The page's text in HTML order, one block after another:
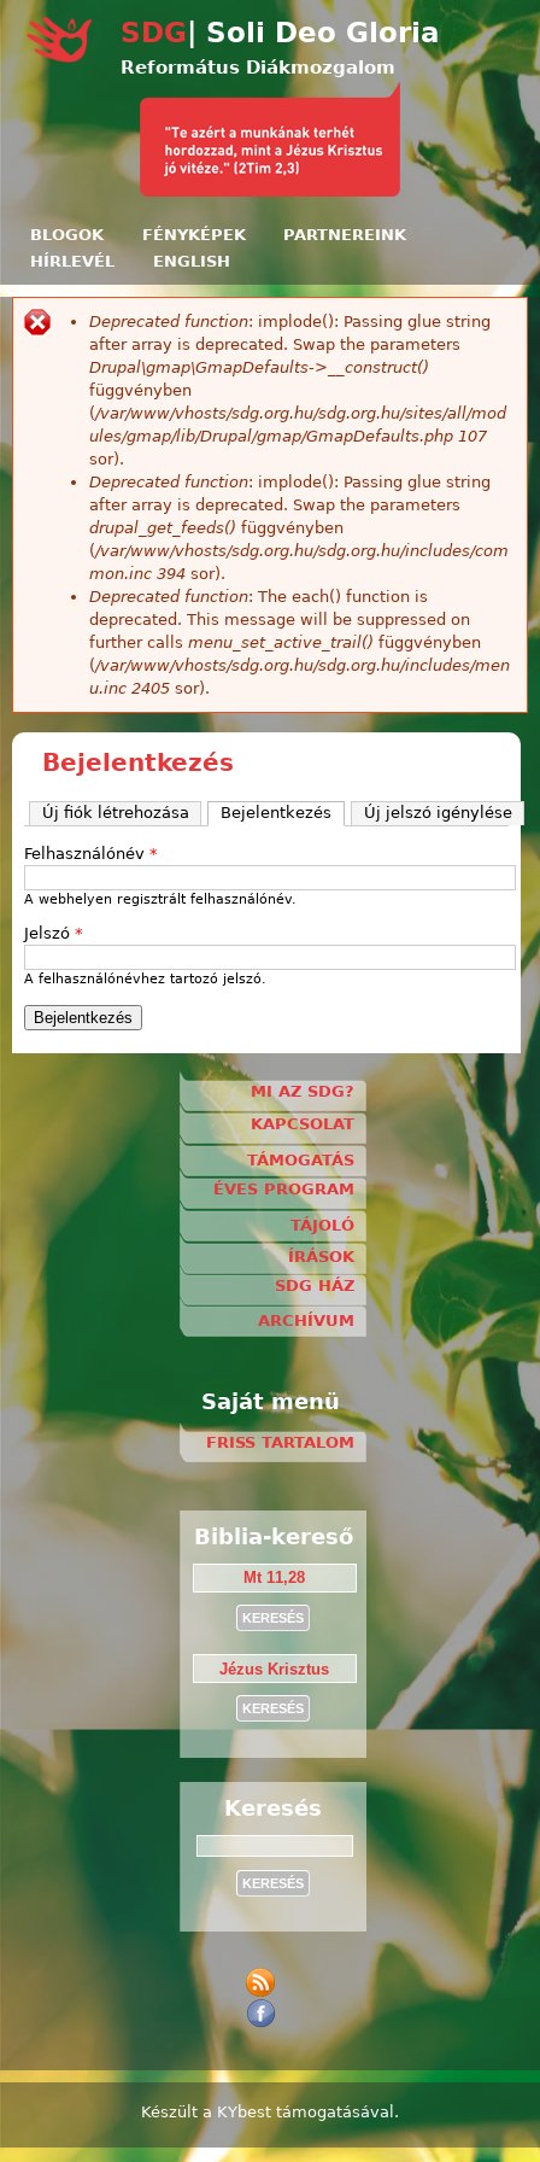
Ugrás a tartalomra
SDG | Soli Deo Gloria
Református Diákmozgalom
BLOGOK FÉNYKÉPEK
PARTNEREINK
HÍRLEVÉL
ENGLISH
Hibaüzenet
Deprecated function: implode(): Passing glue string
after array is deprecated. Swap the parameters
Drupal\gmap\GmapDefaults->__construct()
függvényben
(/var/www/vhosts/sdg.org.hu/sdg.org.hu/sites/all/mod
ules/gmap/lib/Drupal/gmap/GmapDefaults.php 107
sor).
Deprecated function: implode(): Passing glue string
after array is deprecated. Swap the parameters
drupal_get_feeds() függvényben
(/var/www/vhosts/sdg.org.hu/sdg.org.hu/includes/com
mon.inc 394 sor).
Deprecated function: The each() function is
deprecated. This message will be suppressed on
further calls menu_set_active_trail() függvényben
(/var/www/vhosts/sdg.org.hu/sdg.org.hu/includes/men
u.inc 2405 sor).
Bejelentkezés
Új fiók létrehozása Bejelentkezés (aktív fül)
Új jelszó igénylése
Felhasználónév *
A webhelyen regisztrált felhasználónév.
Jelszó *
A felhasználónévhez tartozó jelszó.
MI AZ SDG?
KAPCSOLAT
TÁMOGATÁS
ÉVES PROGRAM
TÁJOLÓ
ÍRÁSOK
SDG HÁZ
ARCHÍVUM
Saját menü
FRISS TARTALOM
Biblia-kereső
Keresés
Készült a KYbest támogatásával.